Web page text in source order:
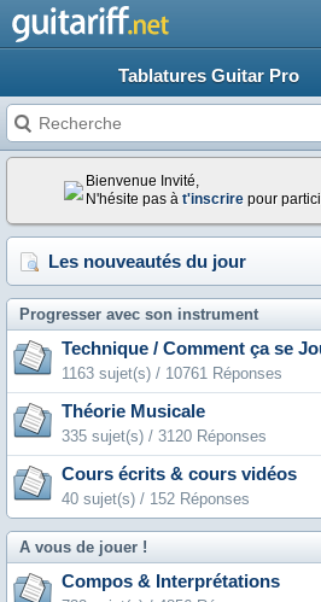
Tablatures Guitar Pro
Bienvenue Invité,
N'hésite pas à t'inscrire pour
Les nouveautés du jour
Progresser avec son instrument
Technique / Comment ça se
1163 sujet(s) / 10761 Réponses
Théorie Musicale
335 sujet(s) / 3120 Réponses
Cours écrits & cours vidéos
40 sujet(s) / 152 Réponses
A vous de jouer !
Compos & Interprétations